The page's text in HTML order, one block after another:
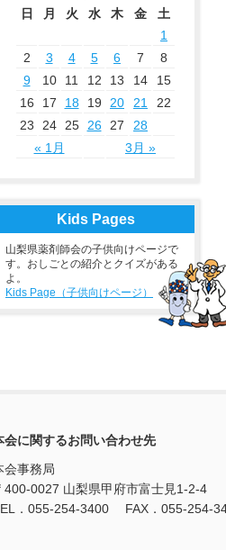
日
月 火 水 木 金
土
1
2
3 4 5 6 7
8
9
10 11 12 13 14
15
16
17 18 19 20 21
22
23
24 25 26 27
28
« 1月
3月 »
Kids Pages
山梨県薬剤師会の子供向けページで
す。おしごとの紹介とクイズがある
よ。
Kids Page（子供向けページ）
会に関するお問い合わせ先
会事務局
400-0027 山梨県甲府市富士見1-2-4
．055-254-3400 FAX．055-254-